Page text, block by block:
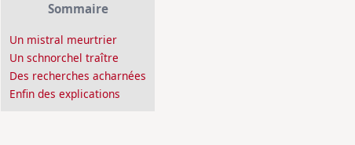
Sommaire
Un mistral meurtrier
Un schnorchel traître
Des recherches acharnées
Enfin des explications